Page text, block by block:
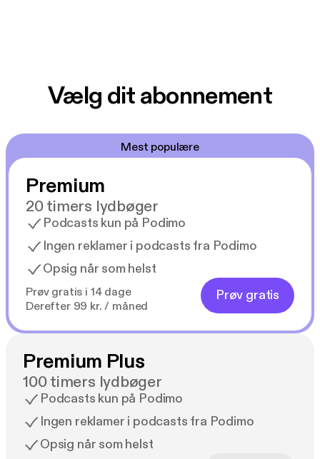
Vælg dit abonnement
Mest populære
Premium
20 timers lydbøger
Podcasts kun på Podimo
Ingen reklamer i podcasts fra Podimo
Opsig når som helst
Prøv gratis i 14 dage
Derefter 99 kr. / måned
Prøv gratis
Premium Plus
100 timers lydbøger
Podcasts kun på Podimo
Ingen reklamer i podcasts fra Podimo
Opsig når som helst